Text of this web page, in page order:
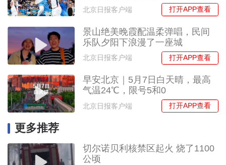
北京日报客户端 打开APP查看
景山绝美晚霞配温柔弹唱，民间
乐队夕阳下浪漫了一座城
北京日报客户端 打开APP查看
早安北京｜5月7日白天晴，最高
气温24℃，限号5和0
北京日报客户端 打开APP查看
更多推荐
切尔诺贝利核禁区起火 烧了1100
公顷